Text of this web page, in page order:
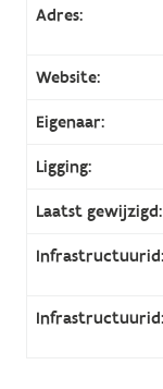
Adres:
Website:
Eigenaar:
Ligging:
Laatst gewijzigd:
Infrastructuurid:
Infrastructuurid: